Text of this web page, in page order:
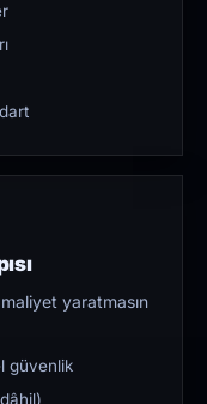
yaratmasın
güvenlik